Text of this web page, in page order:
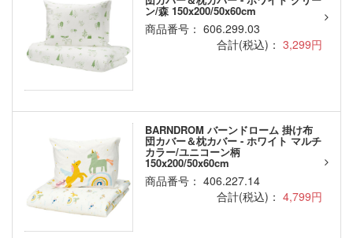
ン/森 150x200/50x60cm
商品番号： 606.299.03
合計(税込)： 3,299円
BARNDROM バーンドローム 掛け布
団カバー＆枕カバー - ホワイト マルチ
カラー/ユニコーン柄
150x200/50x60cm
商品番号： 406.227.14
合計(税込)： 4,799円